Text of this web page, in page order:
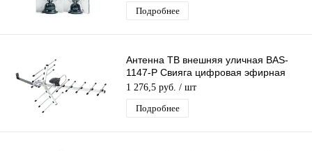
Подробнее
Антенна ТВ внешняя уличная BAS-
1147-Р Свияга цифровая эфирная
для DVB-T2 телевидения наружная
Рэмо
1 276,5 руб. / шт
Подробнее